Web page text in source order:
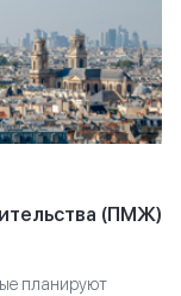
(ПМЖ)
планируют